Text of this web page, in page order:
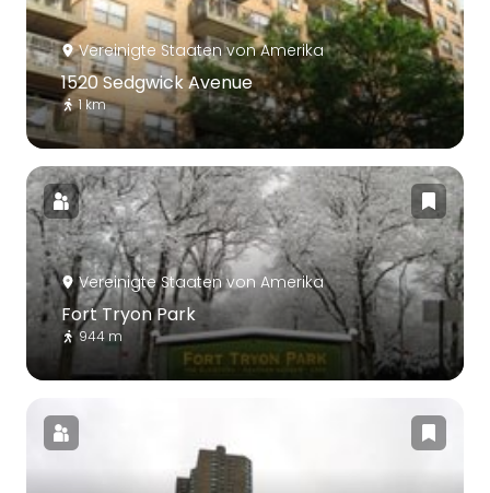
Vereinigte Staaten von Amerika
1520 Sedgwick Avenue
1 km
Vereinigte Staaten von Amerika
Fort Tryon Park
944 m